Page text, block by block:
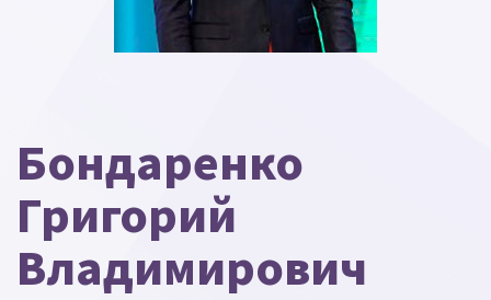
Бондаренко
Григорий
Владимирович